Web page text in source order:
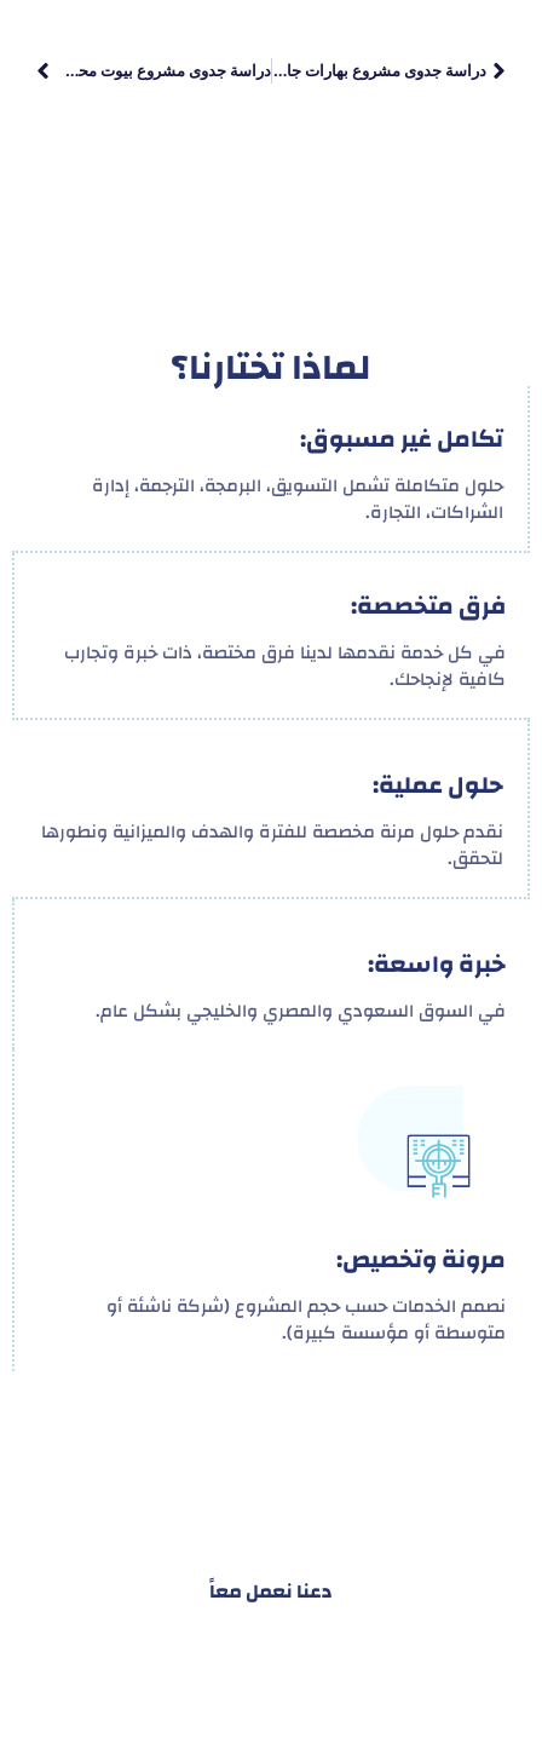
دراسة جدوى مشروع بهارات جاهز دراسة جدوى مشروع بيوت محمية: استثمار زراعي مربح ومستدام
لماذا تختارنا؟
تكامل غير مسبوق:
حلول متكاملة تشمل التسويق، البرمجة، الترجمة، إدارة
الشراكات، التجارة.
فرق متخصصة:
في كل خدمة نقدمها لدينا فرق مختصة، ذات خبرة وتجارب
كافية لإنجاحك.
حلول عملية:
نقدم حلول مرنة مخصصة للفترة والهدف والميزانية ونطورها
لتحقق.
خبرة واسعة:
في السوق السعودي والمصري والخليجي بشكل عام.
مرونة وتخصيص:
نصمم الخدمات حسب حجم المشروع (شركة ناشئة أو
متوسطة أو مؤسسة كبيرة).
دعنا نعمل معاً